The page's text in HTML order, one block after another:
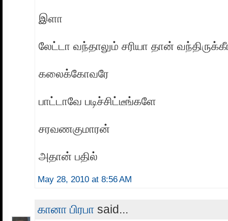
இளா
லேட்டா வந்தாலும் சரியா தான்
கலைக்கோவரே
பாட்டாவே படிச்சிட்டீங்களே
சரவணகுமாரன்
அதான் பதில்
May 28, 2010 at 8:56 AM
கானா பிரபா said...